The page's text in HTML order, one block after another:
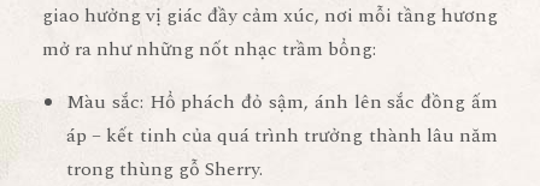
giao hưởng vị giác đầy cảm xúc, nơi mỗi tầng hương
mở ra như những nốt nhạc trầm bổng:
Màu sắc: Hổ phách đỏ sậm, ánh lên sắc đồng ấm
áp – kết tinh của quá trình trưởng thành lâu năm
trong thùng gỗ Sherry.